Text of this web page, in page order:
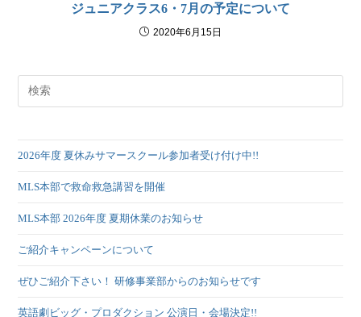
ジュニアクラス6・7月の予定について
2020年6月15日
2026年度 夏休みサマースクール参加者受け付け中!!
MLS本部で救命救急講習を開催
MLS本部 2026年度 夏期休業のお知らせ
ご紹介キャンペーンについて
ぜひご紹介下さい！ 研修事業部からのお知らせです
英語劇ビッグ・プロダクション 公演日・会場決定!!